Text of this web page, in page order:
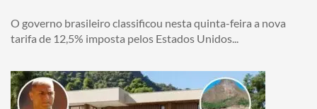
O governo brasileiro classificou nesta quinta-feira a nova
tarifa de 12,5% imposta pelos Estados Unidos...